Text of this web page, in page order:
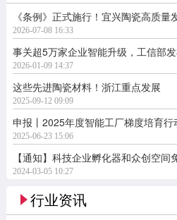
《条例》正式施行！宜兴陶瓷高质量
2026-07-08 16:33
事关超5万家企业智能升级，工信部
2026-01-09 14:37
这些先进陶瓷材料！浙江重点发展
2025-09-12 09:09
申报丨2025年度智能工厂梯度培育行
2025-06-23 15:06
【通知】科技企业孵化器和众创空间
2024-03-05 10:27
行业资讯